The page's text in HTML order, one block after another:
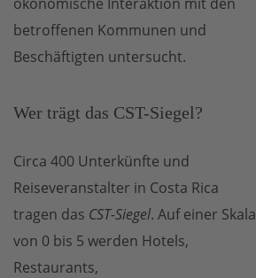
betroffenen Kommunen und
Beschäftigten untersucht.
Wer trägt das CST-Siegel?
Circa 400 Unterkünfte und
Reiseveranstalter in Costa Rica
tragen das CST-Siegel. Auf einer Skala
von 0 bis 5 werden Hotels,
Restaurants,